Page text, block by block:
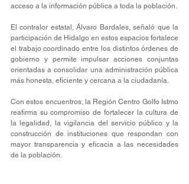
acceso a la información pública a toda la población.
El contralor estatal, Álvaro Bardales, señaló que la
participación de Hidalgo en estos espacios fortalece
el trabajo coordinado entre los distintos órdenes de
gobierno y permite impulsar acciones conjuntas
orientadas a consolidar una administración pública
más honesta, eficiente y cercana a la ciudadanía.
Con estos encuentros, la Región Centro Golfo Istmo
reafirma su compromiso de fortalecer la cultura de
la legalidad, la vigilancia del servicio público y la
construcción de instituciones que respondan con
mayor transparencia y eficacia a las necesidades
de la población.